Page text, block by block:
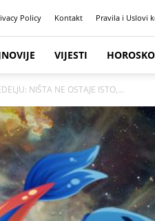
Policy Kontakt Pravila i Uslovi
VIJESTI
NIŠTA NE OSTAJE ISTO,...